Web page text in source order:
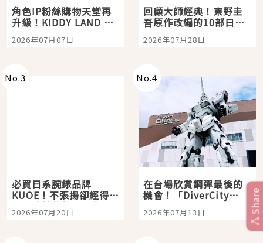
角色IP粉絲購物天堂再
升級！KIDDY LAND 原
宿店吉伊卡哇迎客，新
開幕 OMOKADO 店3分
2026年07月07日
回顧大師經典！東野圭
吾原作改編的10部日本
影視作品推薦
2026年07月28日
No.3
必買日系腕錶品牌
KUOE！不張揚卻經得起
時間洗鍊的經典之作五
選
2026年07月20日
No.4
在台場欣賞鋼彈最後的
機會！「DiverCity
Tokyo Plaza」搭船、
購物、美食及夜景，一
2026年07月13日 Share